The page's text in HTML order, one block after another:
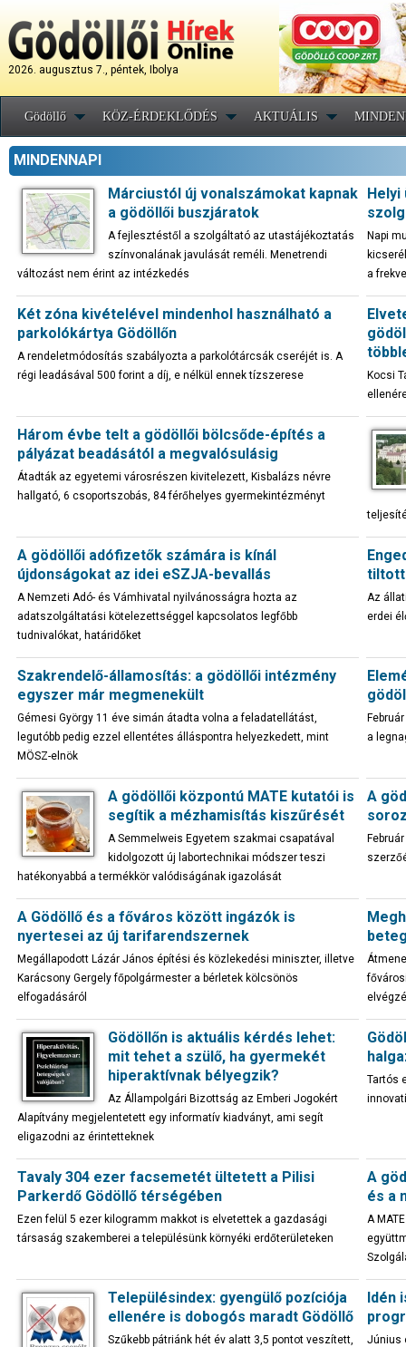
2026. augusztus 7., péntek, Ibolya
Gödöllő KÖZ-ÉRDEKLŐDÉS AKTUÁLIS
MINDENNAPI
Márciustól új vonalszámokat kapnak
a gödöllői buszjáratok
A fejlesztéstől a szolgáltató az utastájékoztatás
színvonalának javulását reméli. Menetrendi
változást nem érint az intézkedés
Napi
a
Két zóna kivételével mindenhol használható a
parkolókártya Gödöllőn
A rendeletmódosítás szabályozta a parkolótárcsák cseréjét is. A
régi leadásával 500 forint a díj, e nélkül ennek tízszerese
Kocsi
Három évbe telt a gödöllői bölcsőde-építés a
pályázat beadásától a megvalósulásig
Átadták az egyetemi városrészen kivitelezett, Kisbalázs névre
hallgató, 6 csoportszobás, 84 férőhelyes gyermekintézményt
A gödöllői adófizetők számára is kínál
újdonságokat az idei eSZJA-bevallás
A Nemzeti Adó- és Vámhivatal nyilvánosságra hozta az
adatszolgáltatási kötelezettséggel kapcsolatos legfőbb
tudnivalókat, határidőket
tiltott
Az
erdei
Szakrendelő-államosítás: a gödöllői intézmény
egyszer már megmenekült
Gémesi György 11 éve simán átadta volna a feladatellátást,
legutóbb pedig ezzel ellentétes álláspontra helyezkedett, mint
MÖSZ-elnök
a
A gödöllői központú MATE kutatói is
segítik a mézhamisítás kiszűrését
A Semmelweis Egyetem szakmai csapatával
kidolgozott új labortechnikai módszer teszi
hatékonyabbá a termékkör valódiságának igazolását
A
A Gödöllő és a főváros között ingázók is
nyertesei az új tarifarendszernek
Megállapodott Lázár János építési és közlekedési miniszter, illetve
Karácsony Gergely főpolgármester a bérletek kölcsönös
elfogadásáról
Gödöllőn is aktuális kérdés lehet:
mit tehet a szülő, ha gyermekét
hiperaktívnak bélyegzik?
Az Állampolgári Bizottság az Emberi Jogokért
Alapítvány megjelentetett egy informatív kiadványt, ami segít
eligazodni az érintetteknek
Tartós
Tavaly 304 ezer facsemetét ültetett a Pilisi
Parkerdő Gödöllő térségében
Ezen felül 5 ezer kilogramm makkot is elvetettek a gazdasági
társaság szakemberei a településünk környéki erdőterületeken
A
és a
A
Településindex: gyengülő pozíciója
ellenére is dobogós maradt Gödöllő
Szűkebb pátriánk hét év alatt 3,5 pontot veszített,
Idén
Június